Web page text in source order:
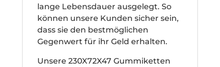
lange Lebensdauer ausgelegt. So
können unsere Kunden sicher sein,
dass sie den bestmöglichen
Gegenwert für ihr Geld erhalten.
Unsere 230X72X47 Gummiketten